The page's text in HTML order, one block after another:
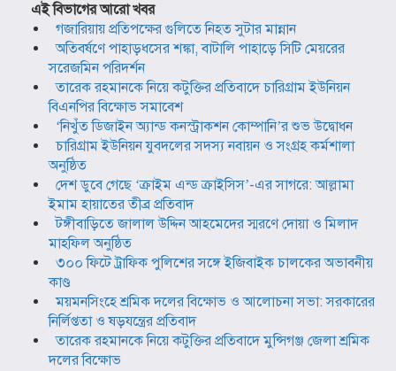
এই বিভাগের আরো খবর
গজারিয়ায় প্রতিপক্ষের গুলিতে নিহত সুটার মান্নান
অতিবর্ষণে পাহাড়ধসের শঙ্কা, বাটালি পাহাড়ে সিটি মেয়রের
সরেজমিন পরিদর্শন
তারেক রহমানকে নিয়ে কটুক্তির প্রতিবাদে চারিগ্রাম ইউনিয়ন
বিএনপির বিক্ষোভ সমাবেশ
‘নিখুঁত ডিজাইন অ্যান্ড কনস্ট্রাকশন কোম্পানি’র শুভ উদ্বোধন
চারিগ্রাম ইউনিয়ন যুবদলের সদস্য নবায়ন ও সংগ্রহ কর্মশালা
অনুষ্ঠিত
দেশ ডুবে গেছে ‘ক্রাইম এন্ড ক্রাইসিস’-এর সাগরে: আল্লামা
ইমাম হায়াতের তীব্র প্রতিবাদ
টঙ্গীবাড়িতে জালাল উদ্দিন আহমেদের স্মরণে দোয়া ও মিলাদ
মাহফিল অনুষ্ঠিত
৩০০ ফিটে ট্রাফিক পুলিশের সঙ্গে ইজিবাইক চালকের অভাবনীয়
কাণ্ড
ময়মনসিংহে শ্রমিক দলের বিক্ষোভ ও আলোচনা সভা: সরকারের
নির্লিপ্ততা ও ষড়যন্ত্রের প্রতিবাদ
তারেক রহমানকে নিয়ে কটুক্তির প্রতিবাদে মুন্সিগঞ্জ জেলা শ্রমিক
দলের বিক্ষোভ